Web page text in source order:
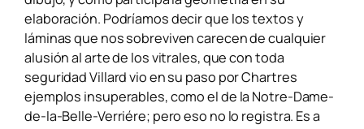
elaboración. Podríamos decir que los textos y
láminas que nos sobreviven carecen de cualquier
alusión al arte de los vitrales, que con toda
seguridad Villard vio en su paso por Chartres
ejemplos insuperables, como el de la Notre-Dame-
de-la-Belle-Verriére; pero eso no lo registra. Es a